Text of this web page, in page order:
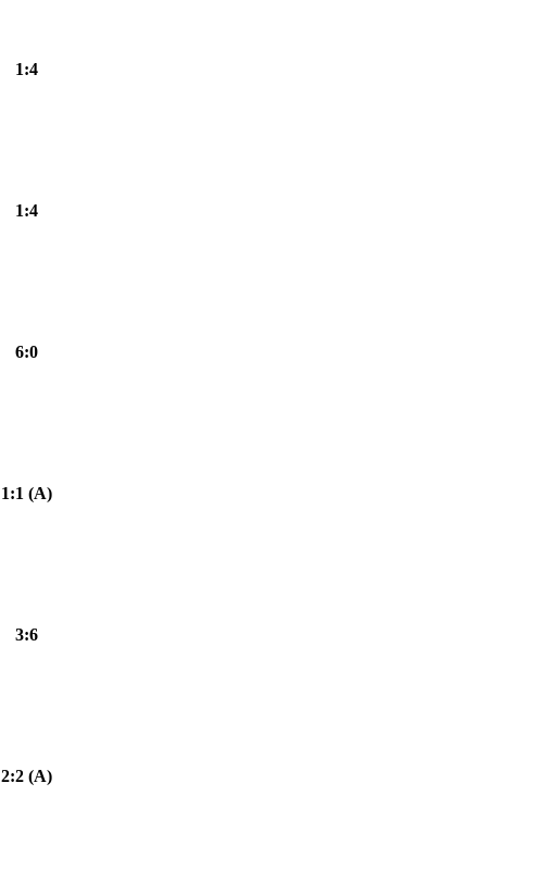
1:4
1:4
6:0
1:1 (A)
3:6
2:2 (A)